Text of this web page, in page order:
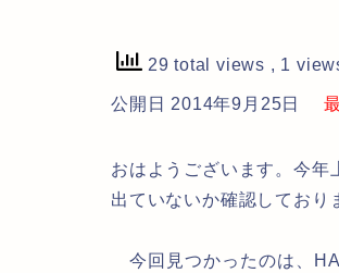
29 total views , 1
公開日 2014年9月25日 最
おはようございます。今年
出ていないか確認しており
今回見つかったのは、